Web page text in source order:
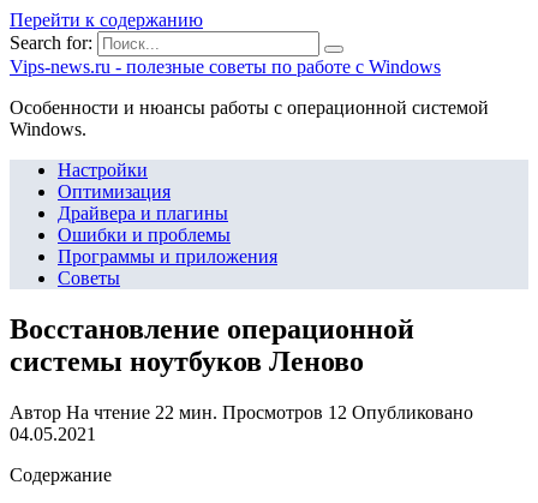
Перейти к содержанию
Search for:
Vips-news.ru - полезные советы по работе с Windows
Особенности и нюансы работы с операционной системой
Windows.
Настройки
Оптимизация
Драйвера и плагины
Ошибки и проблемы
Программы и приложения
Советы
Восстановление операционной
системы ноутбуков Леново
Автор На чтение 22 мин. Просмотров 12 Опубликовано
04.05.2021
Содержание